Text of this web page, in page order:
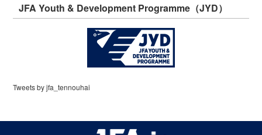
JFA Youth & Development Programme（JYD）
Tweets by jfa_tennouhai